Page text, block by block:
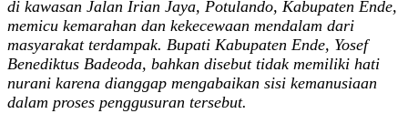
di kawasan Jalan Irian Jaya, Potulando, Kabupaten Ende,
memicu kemarahan dan kekecewaan mendalam dari
masyarakat terdampak. Bupati Kabupaten Ende, Yosef
Benediktus Badeoda, bahkan disebut tidak memiliki hati
nurani karena dianggap mengabaikan sisi kemanusiaan
dalam proses penggusuran tersebut.